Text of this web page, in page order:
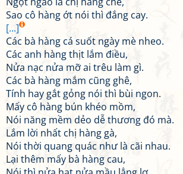
Sao cô hàng ớt nói thì đắng cay.
[...]
Các bà hàng cá suốt ngày mè nheo.
Các anh hàng thịt lắm điều,
Nửa nạc nửa mỡ ai trêu làm gì.
Các bà hàng mắm cũng ghê,
Tính hay gắt gỏng nói thì bùi ngon.
Mấy cô hàng bún khéo mồm,
Nói năng mềm dẻo dễ thương đó mà.
Lắm lời nhất chị hàng gà,
Nói thời quang quác như là cãi nhau.
Lại thêm mấy bà hàng cau,